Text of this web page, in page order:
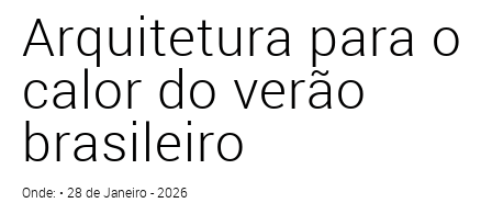
Arquitetura para o
calor do verão
brasileiro
Onde: • 28 de Janeiro - 2026